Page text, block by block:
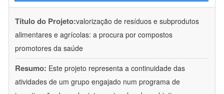
Título do Projeto:valorização de resíduos e subprodutos
alimentares e agrícolas: a procura por compostos
promotores da saúde
Resumo: Este projeto representa a continuidade das
atividades de um grupo engajado num programa de